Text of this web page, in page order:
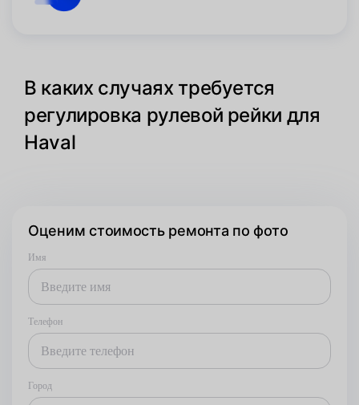
В каких случаях требуется
регулировка рулевой рейки для
Haval
Оценим стоимость ремонта по фото
Имя
Телефон
Город